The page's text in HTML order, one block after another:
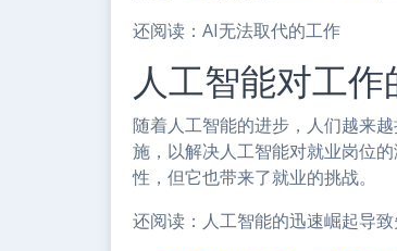
还阅读：AI无法取代的工作
人工智能对工
随着人工智能的进步，人们越来
施，以解决人工智能对就业岗位
性，但它也带来了就业的挑战。
还阅读：人工智能的迅速崛起导